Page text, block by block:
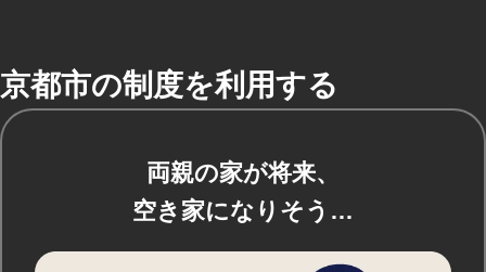
京都市の制度を利用する
両親の家が将来、
空き家になりそう…